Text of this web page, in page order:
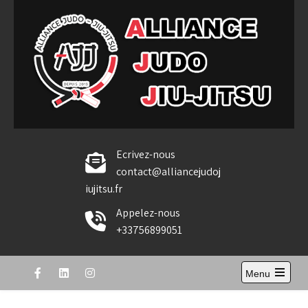
content
Alliance Judo Jiu-jitsu
Ecrivez-nous
contact@alliancejudoj
iujitsu.fr
Appelez-nous
+33756899051
Menu
Open